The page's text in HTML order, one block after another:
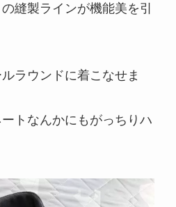
縫製ラインが機能美を引
ラウンドに着こなせま
トなんかにもがっちりハ